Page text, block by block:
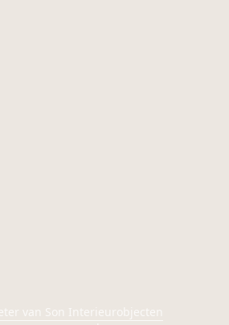
van Son Interieurobjecten